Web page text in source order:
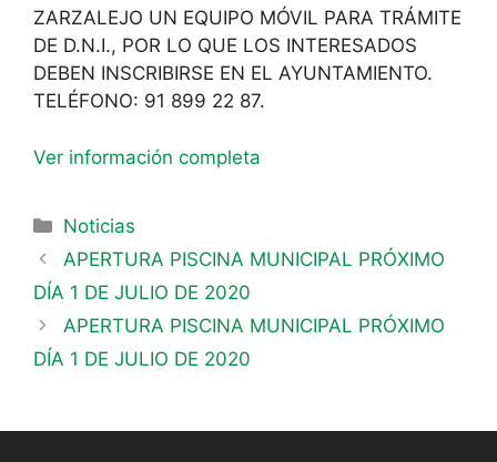
ZARZALEJO UN EQUIPO MÓVIL PARA TRÁMITE
DE D.N.I., POR LO QUE LOS INTERESADOS
DEBEN INSCRIBIRSE EN EL AYUNTAMIENTO.
TELÉFONO: 91 899 22 87.
Ver información completa
Noticias
APERTURA PISCINA MUNICIPAL PRÓXIMO
DÍA 1 DE JULIO DE 2020
APERTURA PISCINA MUNICIPAL PRÓXIMO
DÍA 1 DE JULIO DE 2020